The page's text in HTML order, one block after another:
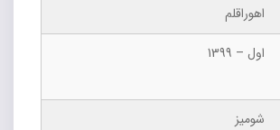
اهوراقلم
اول – 1399
شومیز